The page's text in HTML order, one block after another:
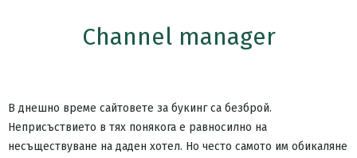
Channel manager
В днешно време сайтовете за букинг са безброй.
Неприсъствието в тях понякога е равносилно на
несъществуване на даден хотел. Но често самото им обикаляне